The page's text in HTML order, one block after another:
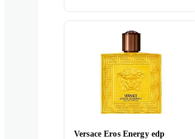
Versace Eros Energy edp